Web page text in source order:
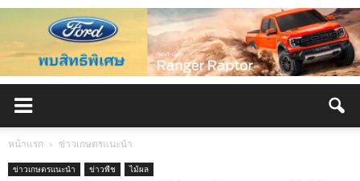
หน้าแรก ข่าวเกษตรแนะนำ
ข่าวเกษตรแนะนำ ข่าวพืช ไม้ผล